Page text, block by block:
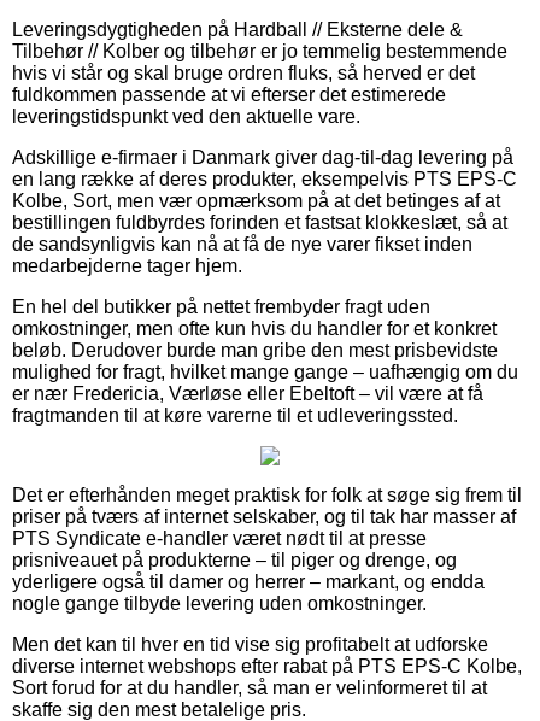
Leveringsdygtigheden på Hardball // Eksterne dele &
Tilbehør // Kolber og tilbehør er jo temmelig bestemmende
hvis vi står og skal bruge ordren fluks, så herved er det
fuldkommen passende at vi efterser det estimerede
leveringstidspunkt ved den aktuelle vare.
Adskillige e-firmaer i Danmark giver dag-til-dag levering på
en lang række af deres produkter, eksempelvis PTS EPS-C
Kolbe, Sort, men vær opmærksom på at det betinges af at
bestillingen fuldbyrdes forinden et fastsat klokkeslæt, så at
de sandsynligvis kan nå at få de nye varer fikset inden
medarbejderne tager hjem.
En hel del butikker på nettet frembyder fragt uden
omkostninger, men ofte kun hvis du handler for et konkret
beløb. Derudover burde man gribe den mest prisbevidste
mulighed for fragt, hvilket mange gange – uafhængig om du
er nær Fredericia, Værløse eller Ebeltoft – vil være at få
fragtmanden til at køre varerne til et udleveringssted.
Det er efterhånden meget praktisk for folk at søge sig frem til
priser på tværs af internet selskaber, og til tak har masser af
PTS Syndicate e-handler været nødt til at presse
prisniveauet på produkterne – til piger og drenge, og
yderligere også til damer og herrer – markant, og endda
nogle gange tilbyde levering uden omkostninger.
Men det kan til hver en tid vise sig profitabelt at udforske
diverse internet webshops efter rabat på PTS EPS-C Kolbe,
Sort forud for at du handler, så man er velinformeret til at
skaffe sig den mest betalelige pris.